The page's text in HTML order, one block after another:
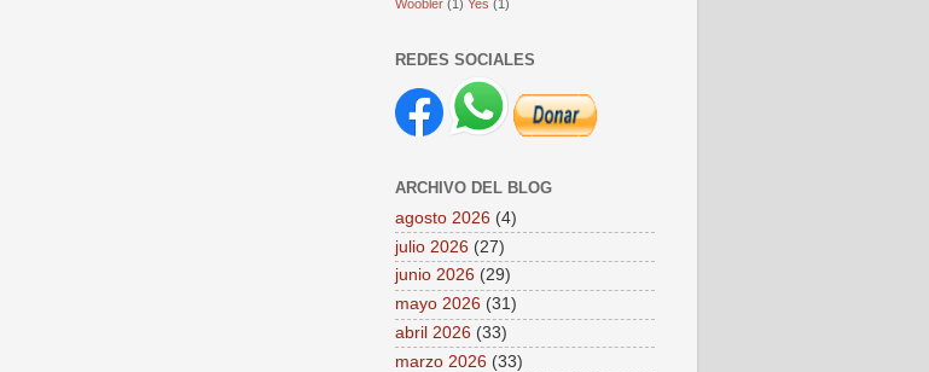
Woobler (1) Yes (1)
REDES SOCIALES
ARCHIVO DEL BLOG
agosto 2026 (4)
julio 2026 (27)
junio 2026 (29)
mayo 2026 (31)
abril 2026 (33)
marzo 2026 (33)